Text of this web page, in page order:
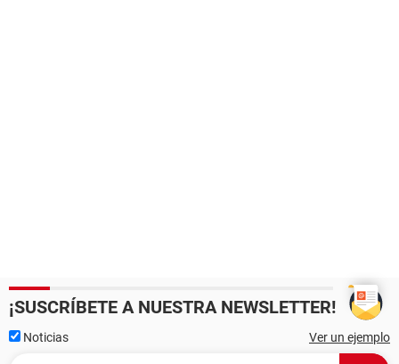
¡SUSCRÍBETE A NUESTRA NEWSLETTER!
Noticias Ver un ejemplo